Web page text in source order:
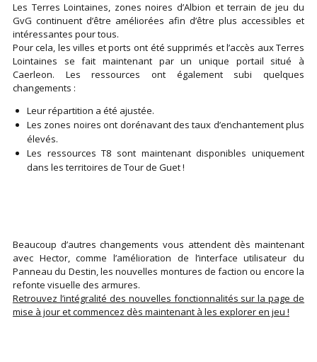
Les Terres Lointaines, zones noires d’Albion et terrain de jeu du
GvG continuent d’être améliorées afin d’être plus accessibles et
intéressantes pour tous.
Pour cela, les villes et ports ont été supprimés et l’accès aux Terres
Lointaines se fait maintenant par un unique portail situé à
Caerleon. Les ressources ont également subi quelques
changements :
Leur répartition a été ajustée.
Les zones noires ont dorénavant des taux d’enchantement plus
élevés.
Les ressources T8 sont maintenant disponibles uniquement
dans les territoires de Tour de Guet !
Beaucoup d’autres changements vous attendent dès maintenant
avec Hector, comme l’amélioration de l’interface utilisateur du
Panneau du Destin, les nouvelles montures de faction ou encore la
refonte visuelle des armures.
Retrouvez l’intégralité des nouvelles fonctionnalités sur la page de
mise à jour et commencez dès maintenant à les explorer en jeu !